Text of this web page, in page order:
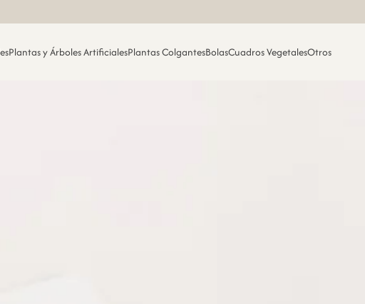
Plantas y Árboles ArtificialesPlantas ColgantesBolasCuadros VegetalesOtros